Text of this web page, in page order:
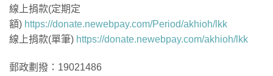
線上捐款(定期定
額) https://donate.newebpay.com/Period/akhioh/lkk
線上捐款(單筆) https://donate.newebpay.com/akhioh/lkk
郵政劃撥：19021486